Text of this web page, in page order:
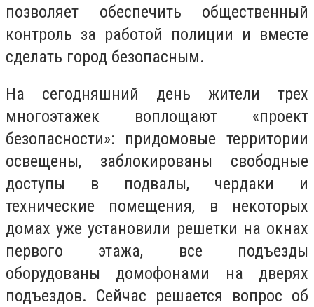
позволяет обеспечить общественный
контроль за работой полиции и вместе
сделать город безопасным.
На сегодняшний день жители трех
многоэтажек воплощают «проект
безопасности»: придомовые территории
освещены, заблокированы свободные
доступы в подвалы, чердаки и
технические помещения, в некоторых
домах уже установили решетки на окнах
первого этажа, все подъезды
оборудованы домофонами на дверях
подъездов. Сейчас решается вопрос об